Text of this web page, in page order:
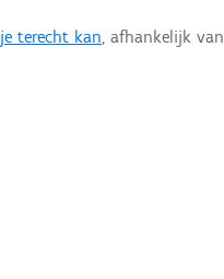
terecht kan, afhankelijk